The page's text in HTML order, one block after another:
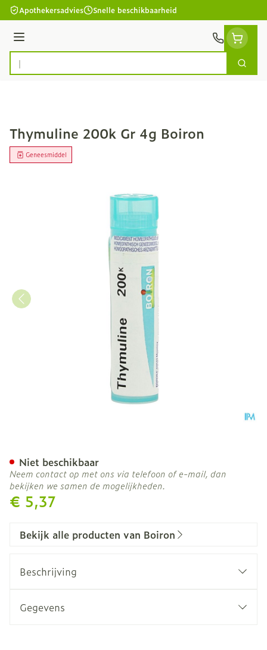
Ga naar de inhoud
Apothekersadvies Snelle beschikbaarheid
Menu
Product, merk, categorie...
Zoek
Thymuline 200k Gr 4g Boiron
Geneesmiddel
€ 5,37
Niet beschikbaar
Neem contact op met ons via telefoon of e-mail, dan
bekijken we samen de mogelijkheden.
Bekijk alle producten van Boiron
Beschrijving
Gegevens